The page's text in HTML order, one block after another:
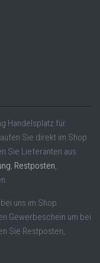
Handelsplatz für
Sie direkt im Shop
Sie Lieferanten aus
, Restposten,
uns im Shop
Gewerbeschein um bei
Sie Restposten,